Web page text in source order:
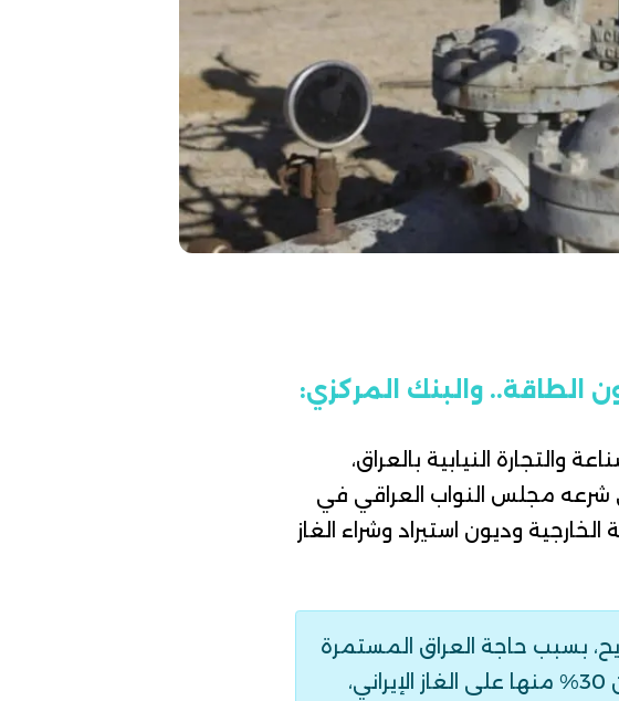
البنك المركزي:
النيابية بالعراق،
شرعه مجلس النواب العراقي في
الخارجية وديون استيراد وشراء الغاز
بسبب حاجة العراق المستمرة
للغاز الإيراني لتشغيل المحطات الكهربائية التي تعتمد أكثر من 30% منها على الغاز الإيراني،